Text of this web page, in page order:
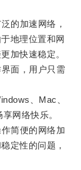
的加速网络，
地理位置和网
加快速稳定。
面，用户只需
、Mac、
网络快乐。
简便的网络加
定性的问题，